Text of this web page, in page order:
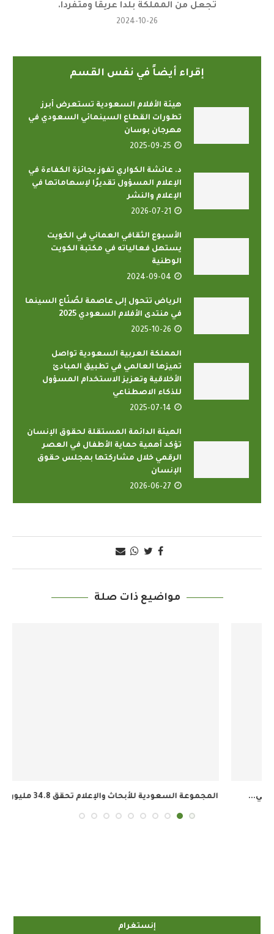
تجعل من المملكة بلدا عريقا ومتفردا.
2024-10-26
إقراء أيضاً في نفس القسم
هيئة الأفلام السعودية تستعرض أبرز
تطورات القطاع السينمائي السعودي في
مهرجان بوسان
2025-09-25
د. عائشة الكواري تفوز بجائزة الكفاءة في
الإعلام المسؤول تقديرًا لإسهاماتها في
الإعلام والنشر
2026-07-21
الأسبوع الثقافي العماني في الكويت
يستهل فعالياته في مكتبة الكويت
الوطنية
2024-09-04
الرياض تتحول إلى عاصمة لصُنّاع السينما
في منتدى الأفلام السعودي 2025
2025-10-26
المملكة العربية السعودية تواصل
تميزها العالمي في تطبيق المبادئ
الأخلاقية وتعزيز الاستخدام المسؤول
للذكاء الاصطناعي
2025-07-14
الهيئة الدائمة المستقلة لحقوق الإنسان
تؤكد أهمية حماية الأطفال في العصر
الرقمي خلال مشاركتها بمجلس حقوق
الإنسان
2026-06-27
مواضيع ذات صلة
المجموعة السعودية للأبحاث والإعلام تحقق 34.8 مليون ريال...
إنستغرام